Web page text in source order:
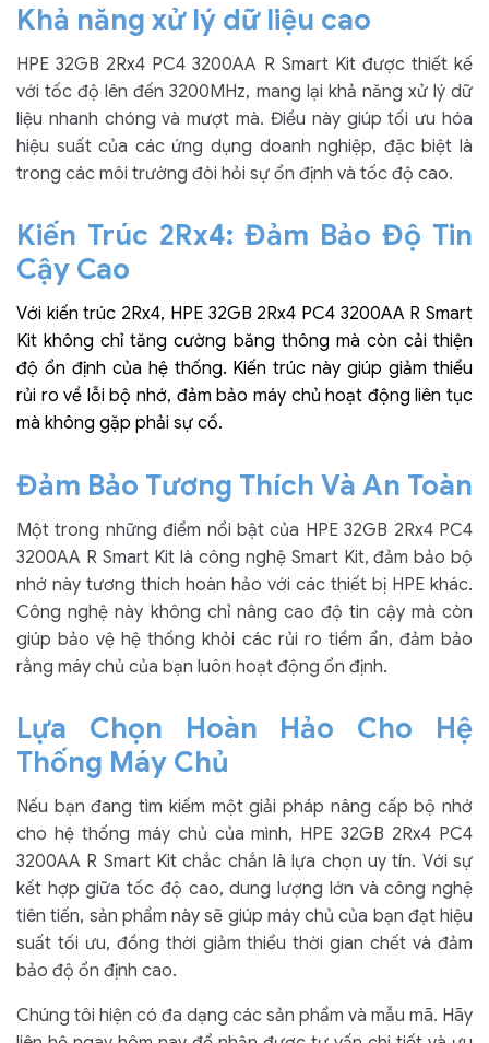
Khả năng xử lý dữ liệu cao
HPE 32GB 2Rx4 PC4 3200AA R Smart Kit được thiết kế
với tốc độ lên đến 3200MHz, mang lại khả năng xử lý dữ
liệu nhanh chóng và mượt mà. Điều này giúp tối ưu hóa
hiệu suất của các ứng dụng doanh nghiệp, đặc biệt là
trong các môi trường đòi hỏi sự ổn định và tốc độ cao.
Kiến Trúc 2Rx4: Đảm Bảo Độ Tin
Cậy Cao
Với kiến trúc 2Rx4, HPE 32GB 2Rx4 PC4 3200AA R Smart
Kit không chỉ tăng cường băng thông mà còn cải thiện
độ ổn định của hệ thống. Kiến trúc này giúp giảm thiểu
rủi ro về lỗi bộ nhớ, đảm bảo máy chủ hoạt động liên tục
mà không gặp phải sự cố.
Đảm Bảo Tương Thích Và An Toàn
Một trong những điểm nổi bật của HPE 32GB 2Rx4 PC4
3200AA R Smart Kit là công nghệ Smart Kit, đảm bảo bộ
nhớ này tương thích hoàn hảo với các thiết bị HPE khác.
Công nghệ này không chỉ nâng cao độ tin cậy mà còn
giúp bảo vệ hệ thống khỏi các rủi ro tiềm ẩn, đảm bảo
rằng máy chủ của bạn luôn hoạt động ổn định.
Lựa Chọn Hoàn Hảo Cho Hệ
Thống Máy Chủ
Nếu bạn đang tìm kiếm một giải pháp nâng cấp bộ nhớ
cho hệ thống máy chủ của mình, HPE 32GB 2Rx4 PC4
3200AA R Smart Kit chắc chắn là lựa chọn uy tín. Với sự
kết hợp giữa tốc độ cao, dung lượng lớn và công nghệ
tiên tiến, sản phẩm này sẽ giúp máy chủ của bạn đạt hiệu
suất tối ưu, đồng thời giảm thiểu thời gian chết và đảm
bảo độ ổn định cao.
Chúng tôi hiện có đa dạng các sản phẩm và mẫu mã. Hãy